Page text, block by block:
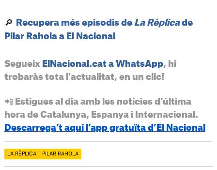
🔎 Recupera més episodis de La Rèplicade
Pilar Rahola a El Nacional
Segueix ElNacional.cat a WhatsApp, hi
trobaràs tota l'actualitat, en un clic!
📲 Estigues al dia amb les notícies d’última
hora de Catalunya, Espanya i Internacional.
Descarrega’t aquí l’app gratuïta d’El Nacional
LA RÈPLICA PILAR RAHOLA